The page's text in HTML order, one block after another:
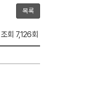
목록
회 7,126회